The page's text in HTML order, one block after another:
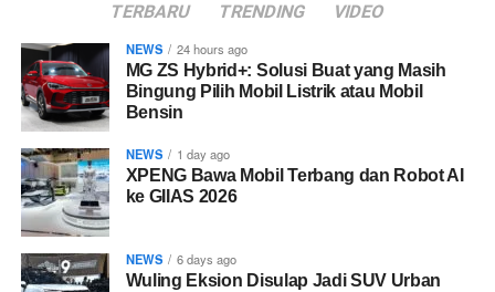
TERBARU TRENDING VIDEO
NEWS 24 hours ago
MG ZS Hybrid+: Solusi Buat yang Masih
Bingung Pilih Mobil Listrik atau Mobil
Bensin
NEWS 1 day ago
XPENG Bawa Mobil Terbang dan Robot AI
ke GIIAS 2026
NEWS 6 days ago
Wuling Eksion Disulap Jadi SUV Urban